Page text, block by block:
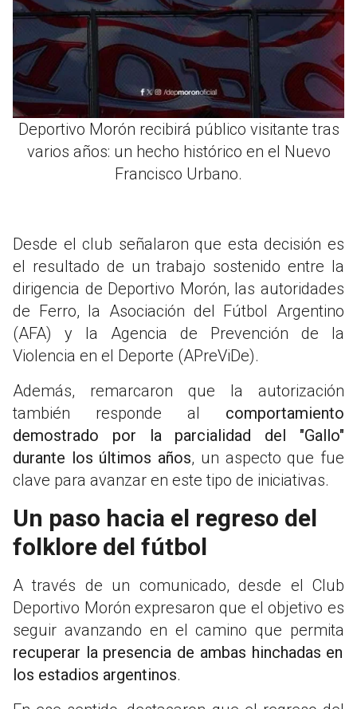
Deportivo Morón recibirá público visitante tras
varios años: un hecho histórico en el Nuevo
Francisco Urbano.
Desde el club señalaron que esta decisión es
el resultado de un trabajo sostenido entre la
dirigencia de Deportivo Morón, las autoridades
de Ferro, la Asociación del Fútbol Argentino
(AFA) y la Agencia de Prevención de la
Violencia en el Deporte (APreViDe).
Además, remarcaron que la autorización
también responde al comportamiento
demostrado por la parcialidad del "Gallo"
durante los últimos años, un aspecto que fue
clave para avanzar en este tipo de iniciativas.
Un paso hacia el regreso del
folklore del fútbol
A través de un comunicado, desde el Club
Deportivo Morón expresaron que el objetivo es
seguir avanzando en el camino que permita
recuperar la presencia de ambas hinchadas en
los estadios argentinos.